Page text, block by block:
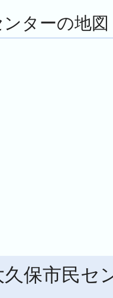
ターの地図
保市民セ